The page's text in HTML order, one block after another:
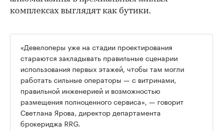
комплексах выглядят как бутики.
00:00
«Девелоперы уже на стадии проектирования
стараются закладывать правильные сценарии
использования первых этажей, чтобы там могли
работать сильные операторы — с витринами,
правильной инженерией и возможностью
размещения полноценного сервиса», — говорит
Светлана Ярова, директор департамента
брокериджа RRG.